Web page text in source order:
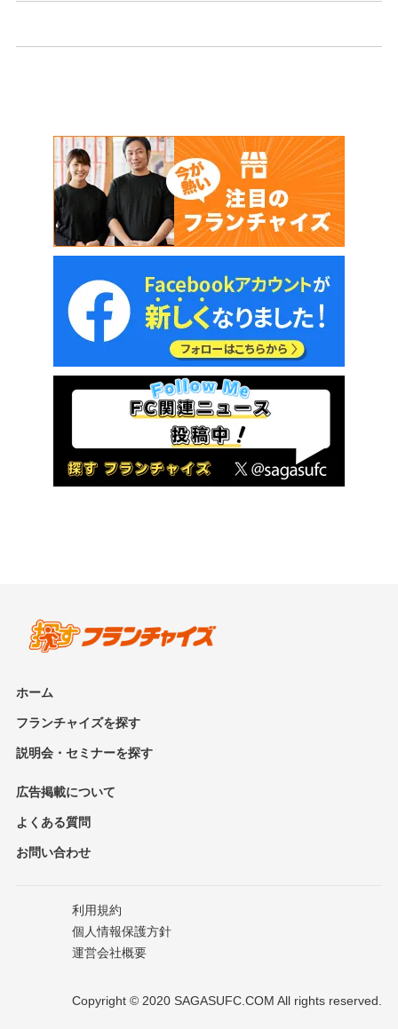
ホーム
フランチャイズを探す
説明会・セミナーを探す
広告掲載について
よくある質問
お問い合わせ
利用規約
個人情報保護方針
運営会社概要
Copyright © 2020 SAGASUFC.COM All rights reserved.